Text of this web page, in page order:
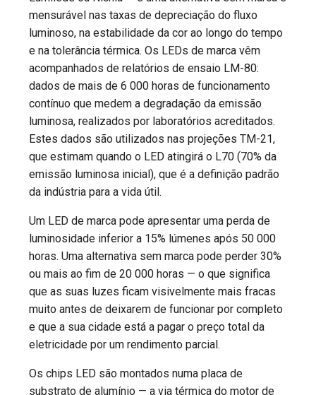
mensurável nas taxas de depreciação do fluxo
luminoso, na estabilidade da cor ao longo do tempo
e na tolerância térmica. Os LEDs de marca vêm
acompanhados de relatórios de ensaio LM-80:
dados de mais de 6 000 horas de funcionamento
contínuo que medem a degradação da emissão
luminosa, realizados por laboratórios acreditados.
Estes dados são utilizados nas projeções TM-21,
que estimam quando o LED atingirá o L70 (70% da
emissão luminosa inicial), que é a definição padrão
da indústria para a vida útil.
Um LED de marca pode apresentar uma perda de
luminosidade inferior a 15% lúmenes após 50 000
horas. Uma alternativa sem marca pode perder 30%
ou mais ao fim de 20 000 horas — o que significa
que as suas luzes ficam visivelmente mais fracas
muito antes de deixarem de funcionar por completo
e que a sua cidade está a pagar o preço total da
eletricidade por um rendimento parcial.
Os chips LED são montados numa placa de
substrato de alumínio — a via térmica do motor de